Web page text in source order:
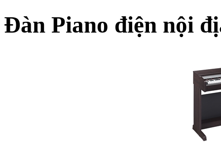
Đàn Piano điện nội